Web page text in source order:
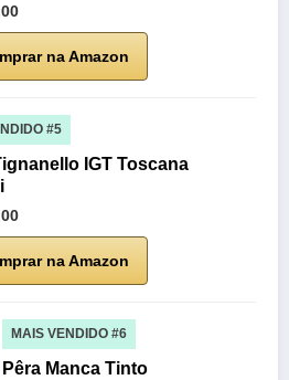
na Amazon
#5
IGT Toscana
na Amazon
MAIS VENDIDO #6
Pêra Manca Tinto